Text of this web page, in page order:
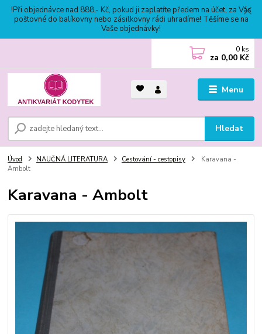
!Při objednávce nad 888,- Kč, pokud ji zaplatíte předem na účet, za Vás
poštovné do balíkovny nebo zásilkovny rádi uhradíme! Těšíme se na
Vaše objednávky!
Menu
Hledat
0 ks
za 0,00 Kč
Úvod NAUČNÁ LITERATURA Cestování - cestopisy
Karavana -
Ambolt
Karavana - Ambolt